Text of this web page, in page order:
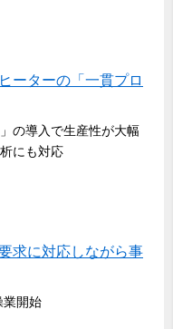
ーターの「一貫プロ
の導入で生産性が大幅
にも対応
求に対応しながら事
業開始